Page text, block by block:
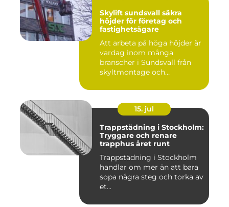
Skylift sundsvall säkra
höjder för företag och
fastighetsägare
Att arbeta på höga höjder är
vardag inom många
branscher i Sundsvall från
skyltmontage och
15. jul
Trappstädning i Stockholm:
Tryggare och renare
trapphus året runt
Trappstädning i Stockholm
handlar om mer än att bara
sopa några steg och torka av
et...